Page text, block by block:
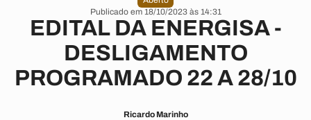
Publicado em 18/10/2023 às 14:31
EDITAL DA ENERGISA -
DESLIGAMENTO
PROGRAMADO 22 A 28/10
Ricardo Marinho